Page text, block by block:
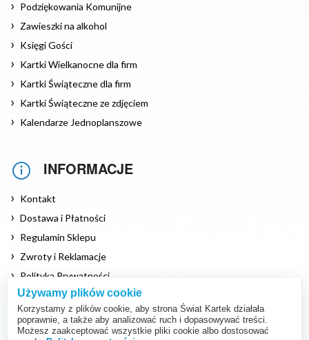
Podziękowania Komunijne
Zawieszki na alkohol
Księgi Gości
Kartki Wielkanocne dla firm
Kartki Świąteczne dla firm
Kartki Świąteczne ze zdjęciem
Kalendarze Jednoplanszowe
INFORMACJE
Kontakt
Dostawa i Płatności
Regulamin Sklepu
Zwroty i Reklamacje
Polityka Prywatności
Polityka Cookies
Używamy plików cookie
Korzystamy z plików cookie, aby strona Świat Kartek działała
poprawnie, a także aby analizować ruch i dopasowywać treści.
Możesz zaakceptować wszystkie pliki cookie albo dostosować